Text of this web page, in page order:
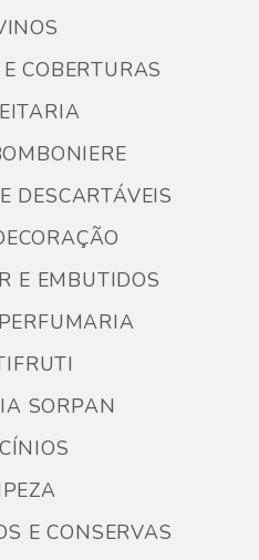
COBERTURAS
DESCARTÁVEIS
E EMBUTIDOS
SORPAN
E CONSERVAS